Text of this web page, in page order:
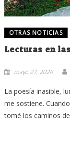
OTRAS NOTICIAS
Lecturas en
mayo 27, 2024
La poesía inasible,
me sostiene.
tomé los caminos